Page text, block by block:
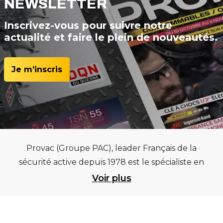
NEWSLETTER
Inscrivez-vous pour suivre notre
actualité et faire le plein de nouveautés.
Je m’inscris
Provac (Groupe PAC), leader Français de la
sécurité active depuis 1978 est le spécialiste en
équipements pour garages et centres
Voir plus